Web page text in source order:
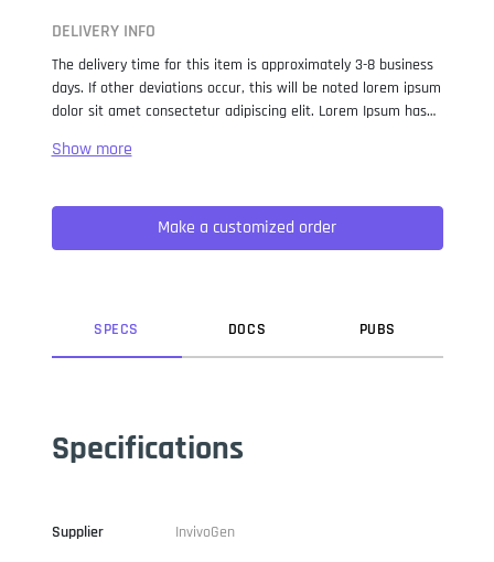
DELIVERY INFO
The delivery time for this item is approximately 3-8 business
days. If other deviations occur, this will be noted lorem ipsum
dolor sit amet consectetur adipiscing elit. Lorem Ipsum has
when an unknown printer took a galley of type and
not only five centuries, but also the leap into electronic
typesetting, remaining essentially unchanged. It was
popularised in the 1960s with the release of Letraset sheets
Make a customized order
SPECS DOCS PUBS
Specifications
Supplier InvivoGen